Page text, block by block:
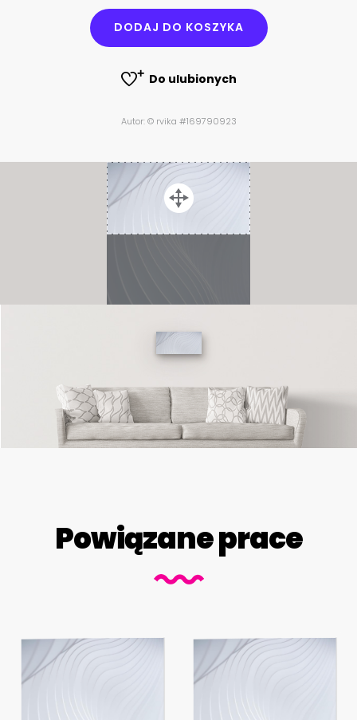
DODAJ DO KOSZYKA
Do ulubionych
Autor: © rvika #169790923
Powiązane prace